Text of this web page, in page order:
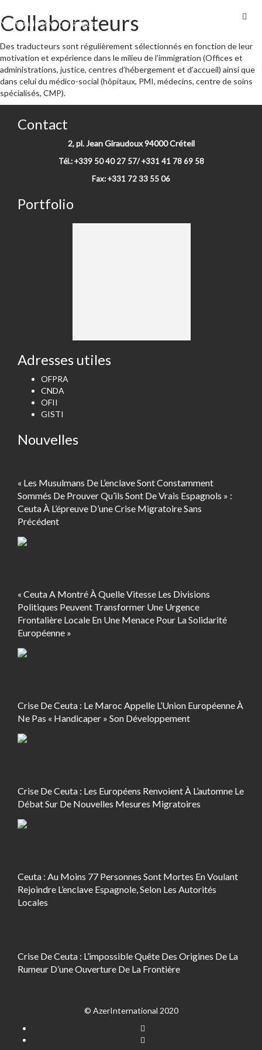
Skip
to
Nous parlons votre langue
Collaborateurs
Des traducteurs sont régulièrement sélectionnés en fonction de leur
motivation et expérience dans le milieu de l’immigration (Offices et
administrations, justice, centres d’hébergement et d’accueil) ainsi que
dans celui du médico-social (hôpitaux, PMI, médecins, centre de soins
spécialisés, CMP).
Contact
2, pl. Jean Giraudoux 94000 Créteil
Tél.: +339 50 40 27 57/ +331 41 78 69 58
Fax: +331 72 33 55 06
Portfolio
Adresses utiles
OFPRA
CNDA
OFII
GISTI
Nouvelles
« Les Musulmans De L’enclave Sont Constamment
Sommés De Prouver Qu’ils Sont De Vrais Espagnols » :
Ceuta À L’épreuve D’une Crise Migratoire Sans
Précédent
« Ceuta A Montré À Quelle Vitesse Les Divisions
Politiques Peuvent Transformer Une Urgence
Frontalière Locale En Une Menace Pour La Solidarité
Européenne »
Crise De Ceuta : Le Maroc Appelle L’Union Européenne À
Ne Pas « Handicaper » Son Développement
Crise De Ceuta : Les Européens Renvoient À L’automne Le
Débat Sur De Nouvelles Mesures Migratoires
Ceuta : Au Moins 77 Personnes Sont Mortes En Voulant
Rejoindre L’enclave Espagnole, Selon Les Autorités
Locales
Crise De Ceuta : L’impossible Quête Des Origines De La
Rumeur D’une Ouverture De La Frontière
© AzerInternational 2020